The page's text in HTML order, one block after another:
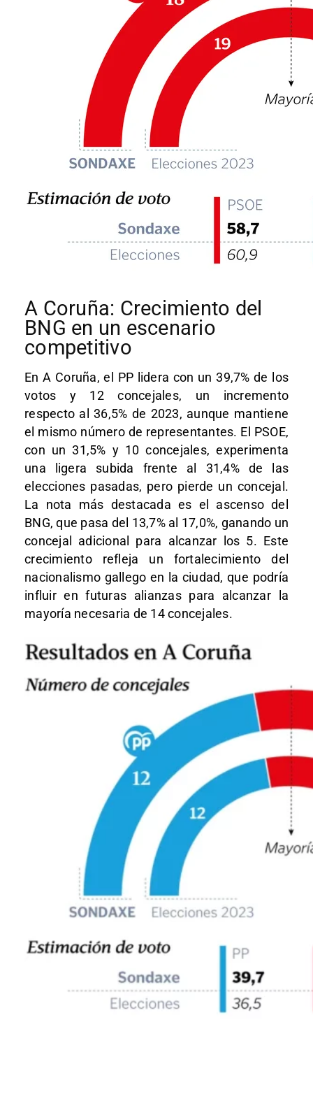
A Coruña: Crecimiento del
BNG en un escenario
competitivo
En A Coruña, el PP lidera con un 39,7% de los
votos y 12 concejales, un incremento
respecto al 36,5% de 2023, aunque mantiene
el mismo número de representantes. El PSOE,
con un 31,5% y 10 concejales, experimenta
una ligera subida frente al 31,4% de las
elecciones pasadas, pero pierde un concejal.
La nota más destacada es el ascenso del
BNG, que pasa del 13,7% al 17,0%, ganando un
concejal adicional para alcanzar los 5. Este
crecimiento refleja un fortalecimiento del
nacionalismo gallego en la ciudad, que podría
influir en futuras alianzas para alcanzar la
mayoría necesaria de 14 concejales.